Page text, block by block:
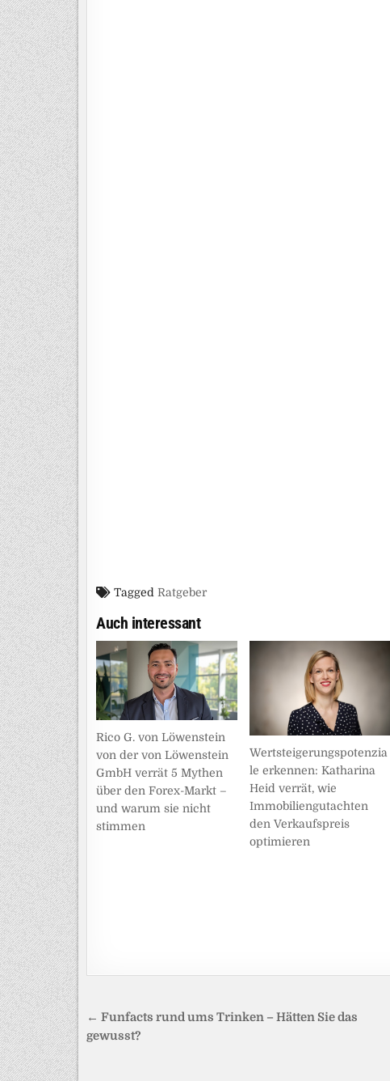
Tagged Ratgeber
Auch interessant
Rico G. von Löwenstein
von der von Löwenstein
GmbH verrät 5 Mythen
über den Forex-Markt –
und warum sie nicht
stimmen
Wertsteigerungspotenzia
le erkennen: Katharina
Heid verrät, wie
Immobiliengutachten
den Verkaufspreis
optimieren
Beitragsnavigation
← Funfacts rund ums Trinken – Hätten Sie das
gewusst?